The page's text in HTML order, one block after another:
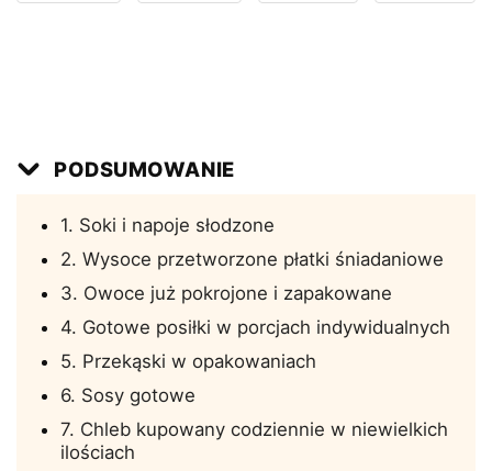
PODSUMOWANIE
1. Soki i napoje słodzone
2. Wysoce przetworzone płatki śniadaniowe
3. Owoce już pokrojone i zapakowane
4. Gotowe posiłki w porcjach indywidualnych
5. Przekąski w opakowaniach
6. Sosy gotowe
7. Chleb kupowany codziennie w niewielkich
ilościach